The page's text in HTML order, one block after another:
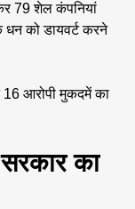
79 शेल कंपनियां
को डायवर्ट करने
आरोपी मुकदमें का
का